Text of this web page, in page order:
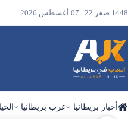
1448 صفر 22 | 07 أغسطس 2026
أخبار بريطانيا عرب بريطانيا